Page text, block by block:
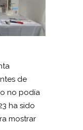
de
no podía
ha sido
mostrar